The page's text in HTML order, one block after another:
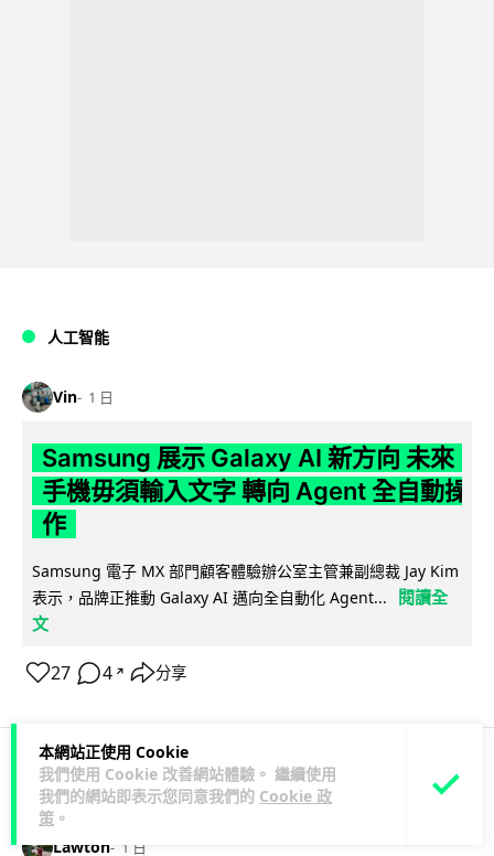
本網站正使用 Cookie
我們使用 Cookie 改善網站體驗。 繼續使用
我們的網站即表示您同意我們的 Cookie 政
策 。
人工智能
Vin 1 日
Samsung 展示 Galaxy AI 新方向 未來
手機毋須輸入文字 轉向 Agent 全自動操
作
Samsung 電子 MX 部門顧客體驗辦公室主管兼副總裁 Jay Kim
表示，品牌正推動 Galaxy AI 邁向全自動化 Agent...
閱讀全
文
27 4 ↗ 分享
科技娛樂 生活娛樂 城中熱話
Lawton 1 日